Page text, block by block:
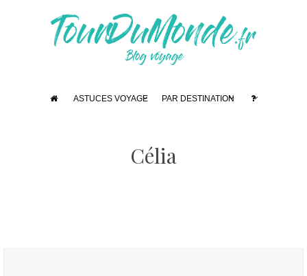
ASTUCES VOYAGE PAR DESTINATION
Célia